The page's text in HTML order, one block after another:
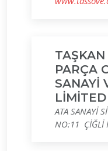
PARÇA
SANAYİ
ATA SANAYİ
NO:11 ÇİĞLİ